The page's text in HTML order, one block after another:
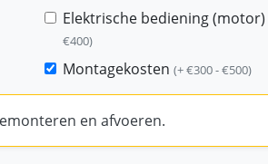
Elektrische bediening (motor)
€400)
Montagekosten (+ €300 - €500)
en afvoeren.